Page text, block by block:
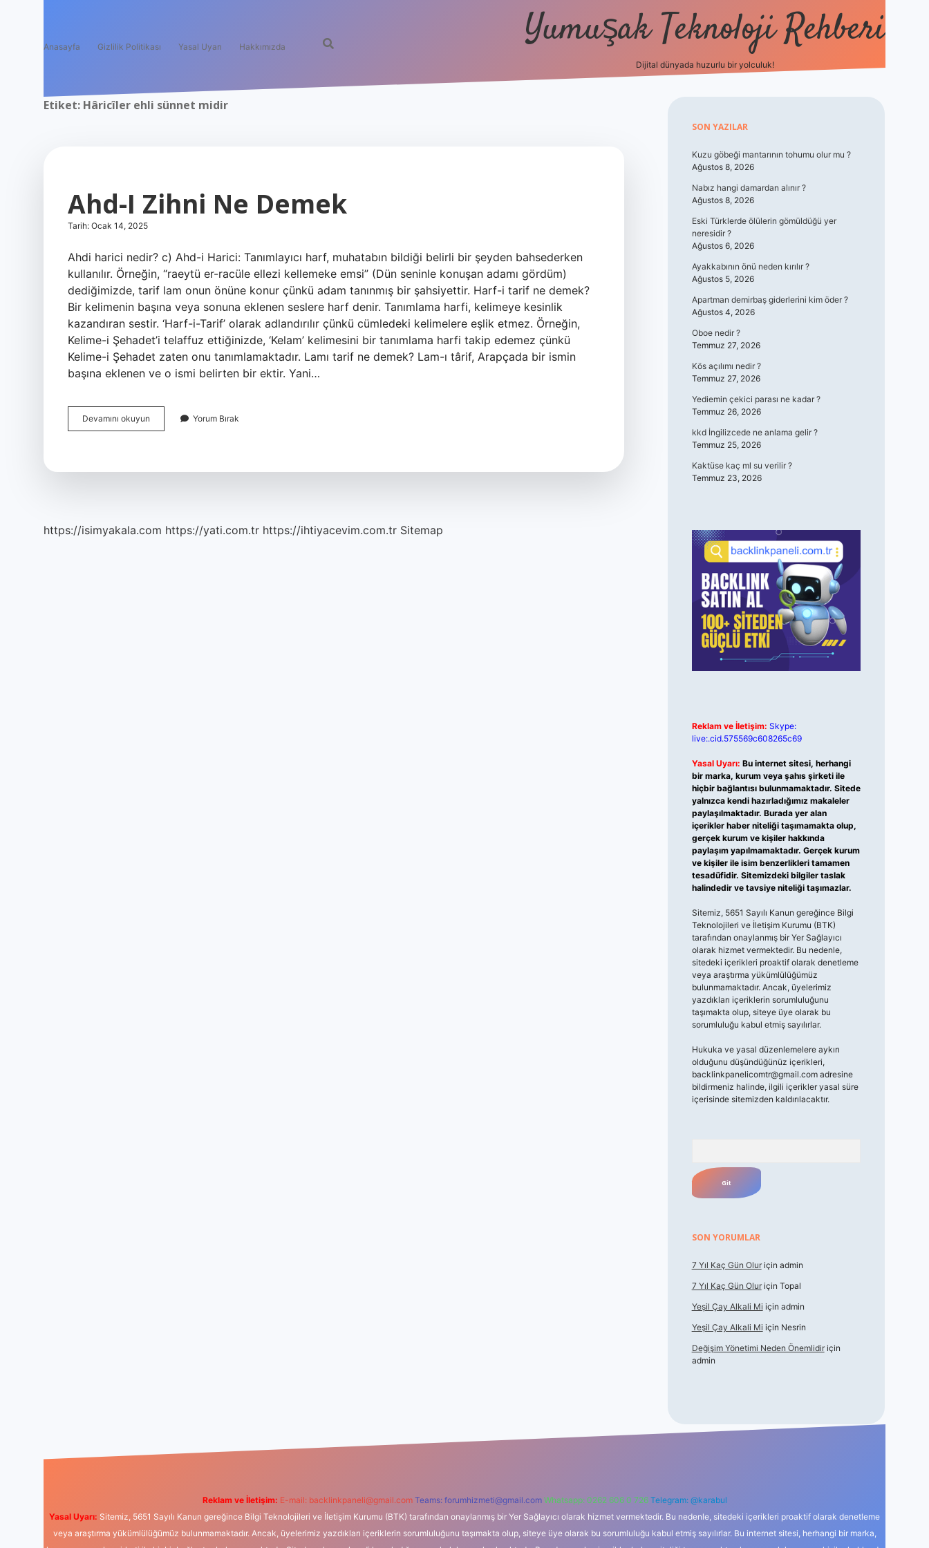
Anasayfa Gizlilik Politikası Yasal Uyarı Hakkımızda Yumuşak Teknoloji Rehberi
Dijital dünyada huzurlu bir yolculuk!
Etiket: Hâricîler ehli sünnet midir
Ahd-I Zihni Ne Demek
Tarih: Ocak 14, 2025
Ahdi harici nedir? c) Ahd-i Harici: Tanımlayıcı harf, muhatabın bildiği belirli bir şeyden bahsederken
kullanılır. Örneğin, “raeytü er-racüle ellezi kellemeke emsi” (Dün seninle konuşan adamı gördüm)
dediğimizde, tarif lam onun önüne konur çünkü adam tanınmış bir şahsiyettir. Harf-i tarif ne demek?
Bir kelimenin başına veya sonuna eklenen seslere harf denir. Tanımlama harfi, kelimeye kesinlik
kazandıran sestir. ‘Harf-i-Tarif’ olarak adlandırılır çünkü cümledeki kelimelere eşlik etmez. Örneğin,
Kelime-i Şehadet’i telaffuz ettiğinizde, ‘Kelam’ kelimesini bir tanımlama harfi takip edemez çünkü
Kelime-i Şehadet zaten onu tanımlamaktadır. Lamı tarif ne demek? Lam-ı târif, Arapçada bir ismin
başına eklenen ve o ismi belirten bir ektir. Yani…
Devamını okuyun
I
Yorum Bırak
https://isimyakala.com https://yati.com.tr https://ihtiyacevim.com.tr Sitemap
Sidebar
SON YAZILAR
Kuzu göbeği mantarının tohumu olur mu ?
Ağustos 8, 2026
Nabız hangi damardan alınır ?
Ağustos 8, 2026
Eski Türklerde ölülerin gömüldüğü yer
neresidir ?
Ağustos 6, 2026
Ayakkabının önü neden kırılır ?
Ağustos 5, 2026
Apartman demirbaş giderlerini kim öder ?
Ağustos 4, 2026
Oboe nedir ?
Temmuz 27, 2026
Kös açılımı nedir ?
Temmuz 27, 2026
Yediemin çekici parası ne kadar ?
Temmuz 26, 2026
kkd İngilizcede ne anlama gelir ?
Temmuz 25, 2026
Kaktüse kaç ml su verilir ?
Temmuz 23, 2026
Reklam ve İletişim: Skype:
live:.cid.575569c608265c69
Yasal Uyarı: Bu internet sitesi, herhangi
bir marka, kurum veya şahıs şirketi ile
hiçbir bağlantısı bulunmamaktadır. Sitede
yalnızca kendi hazırladığımız makaleler
paylaşılmaktadır. Burada yer alan
içerikler haber niteliği taşımamakta olup,
gerçek kurum ve kişiler hakkında
paylaşım yapılmamaktadır. Gerçek kurum
ve kişiler ile isim benzerlikleri tamamen
tesadüfidir. Sitemizdeki bilgiler taslak
halindedir ve tavsiye niteliği taşımazlar.
Sitemiz, 5651 Sayılı Kanun gereğince Bilgi
Teknolojileri ve İletişim Kurumu (BTK)
tarafından onaylanmış bir Yer Sağlayıcı
olarak hizmet vermektedir. Bu nedenle,
sitedeki içerikleri proaktif olarak denetleme
veya araştırma yükümlülüğümüz
bulunmamaktadır. Ancak, üyelerimiz
yazdıkları içeriklerin sorumluluğunu
taşımakta olup, siteye üye olarak bu
sorumluluğu kabul etmiş sayılırlar.
Hukuka ve yasal düzenlemelere aykırı
olduğunu düşündüğünüz içerikleri,
backlinkpanelicomtr@gmail.comadresine
bildirmeniz halinde, ilgili içerikler yasal süre
içerisinde sitemizden kaldırılacaktır.
SON YORUMLAR
7 Yıl Kaç Gün Oluriçin admin
7 Yıl Kaç Gün Oluriçin Topal
Yeşil Çay Alkali Mi için admin
Yeşil Çay Alkali Mi için Nesrin
Değişim Yönetimi Neden Önemlidiriçin
admin
Reklam ve İletişim: E-mail: backlinkpaneli@gmail.com Teams: forumhizmeti@gmail.com Whatsapp: 0262 606 0 726 Telegram: @karabul
Yasal Uyarı: Sitemiz, 5651 Sayılı Kanun gereğince Bilgi Teknolojileri ve İletişim Kurumu (BTK) tarafından onaylanmış bir Yer Sağlayıcı olarak hizmet vermektedir. Bu nedenle, sitedeki içerikleri proaktif olarak denetleme
veya araştırma yükümlülüğümüz bulunmamaktadır. Ancak, üyelerimiz yazdıkları içeriklerin sorumluluğunu taşımakta olup, siteye üye olarak bu sorumluluğu kabul etmiş sayılırlar. Bu internet sitesi, herhangi bir marka,